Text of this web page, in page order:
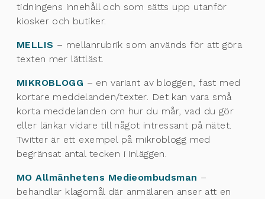
tidningens innehåll och som sätts upp utanför
kiosker och butiker.
MELLIS – mellanrubrik som används för att göra
texten mer lättläst.
MIKROBLOGG – en variant av bloggen, fast med
kortare meddelanden/texter. Det kan vara små
korta meddelanden om hur du mår, vad du gör
eller länkar vidare till något intressant på nätet.
Twitter är ett exempel på mikroblogg med
begränsat antal tecken i inläggen.
MO Allmänhetens Medieombudsman –
behandlar klagomål där anmälaren anser att en